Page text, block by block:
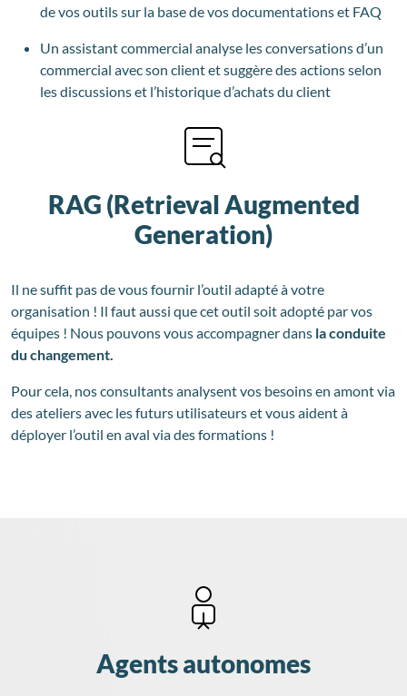
de vos outils sur la base de vos documentations et FAQ
Un assistant commercial analyse les conversations d’un
commercial avec son client et suggère des actions selon
les discussions et l’historique d’achats du client
RAG (Retrieval Augmented
Generation)
Il ne suffit pas de vous fournir l’outil adapté à votre
organisation ! Il faut aussi que cet outil soit adopté par vos
équipes ! Nous pouvons vous accompagner dans la conduite
du changement.
Pour cela, nos consultants analysent vos besoins en amont via
des ateliers avec les futurs utilisateurs et vous aident à
déployer l’outil en aval via des formations !
Agents autonomes